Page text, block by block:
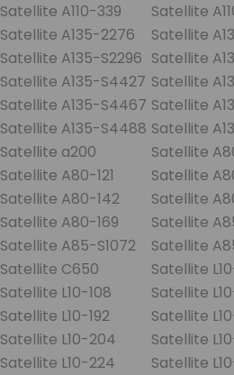
Satellite A110-339
Satellite
Satellite A135-2276
Satellite
Satellite A135-S2296 Satellite
Satellite A135-S4427 Satellite
Satellite A135-S4467 Satellite
Satellite A135-S4488 Satellite
Satellite a200
Satellite
Satellite A80-121
Satellite
Satellite A80-142
Satellite
Satellite A80-169
Satellite
Satellite A85-S1072
Satellite
Satellite C650
Satellite
Satellite L10-108
Satellite
Satellite L10-192
Satellite
Satellite L10-204
Satellite
Satellite L10-224
Satellite